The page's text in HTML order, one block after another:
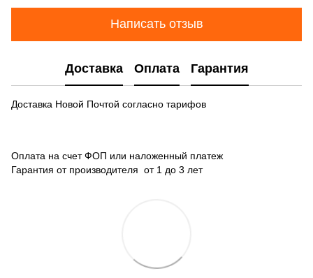
Написать отзыв
Доставка Оплата Гарантия
Доставка Новой Почтой согласно тарифов
Оплата на счет ФОП или наложенный платеж
Гарантия от производителя от 1 до 3 лет